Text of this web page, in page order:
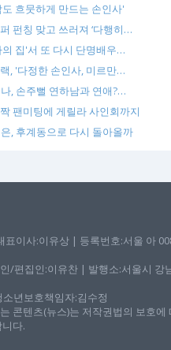
흐뭇하게 만드는 손인사'
펀칭 맞고 쓰러져 ‘다행히…
집'서 또 다시 단명배우…
, '다정한 손인사, 미르만…
나, 손주뻘 연하남과 연애?…
팬미팅에 게릴라 사인회까지
은, 후계동으로 다시 돌아올까
표이사:이유상 | 등록번호:서울 아
/편집인:이유찬 | 발행소:서울시 강
년보호책임자:김수정
콘텐츠(뉴스)는 저작권법의 보호에
다.